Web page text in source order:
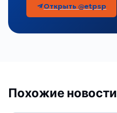
Открыть @etpsp
Похожие новости